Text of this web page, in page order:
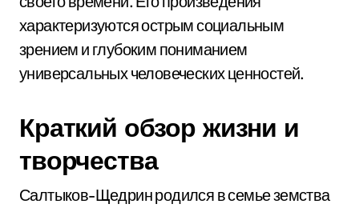
характеризуются острым социальным
зрением и глубоким пониманием
универсальных человеческих ценностей.
Краткий обзор жизни и
творчества
Салтыков-Щедрин родился в семье земства